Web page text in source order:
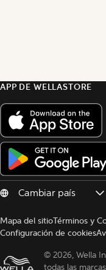
APP DE WELLASTORE
Mapa del sitioTérminos y
Configuración de cookies
© 2026, Wella
todas las